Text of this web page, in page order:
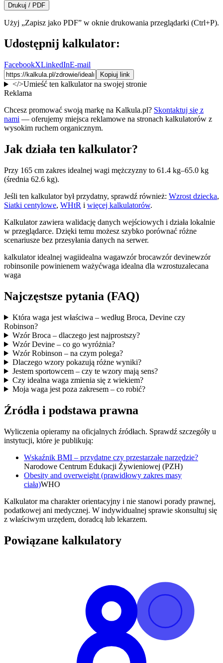
Drukuj / PDF
Użyj „Zapisz jako PDF” w oknie drukowania przeglądarki (Ctrl+P).
Udostępnij kalkulator:
FacebookXLinkedInE-mail
Kopiuj link
</>Umieść ten kalkulator na swojej stronie
Reklama
Chcesz promować swoją markę na Kalkula.pl? Skontaktuj się z
nami — oferujemy miejsca reklamowe na stronach kalkulatorów z
wysokim ruchem organicznym.
Jak działa ten kalkulator?
Przy 165 cm zakres idealnej wagi mężczyzny to 61.4 kg–65.0 kg
(średnia 62.6 kg).
Jeśli ten kalkulator był przydatny, sprawdź również: Wzrost dziecka,
Siatki centylowe, WHtR i więcej kalkulatorów.
Kalkulator zawiera walidację danych wejściowych i działa lokalnie
w przeglądarce. Dzięki temu możesz szybko porównać różne
scenariusze bez przesyłania danych na serwer.
kalkulator idealnej wagiidealna wagawzór brocawzór devinewzór
robinsonile powinienem ważyćwaga idealna dla wzrostuzalecana
waga
Najczęstsze pytania (FAQ)
Która waga jest właściwa – według Broca, Devine czy
Robinson?
Wzór Broca – dlaczego jest najprostszy?
Wzór Devine – co go wyróżnia?
Wzór Robinson – na czym polega?
Dlaczego wzory pokazują różne wyniki?
Jestem sportowcem – czy te wzory mają sens?
Czy idealna waga zmienia się z wiekiem?
Moja waga jest poza zakresem – co robić?
Źródła i podstawa prawna
Wyliczenia opieramy na oficjalnych źródłach. Sprawdź szczegóły u
instytucji, które je publikują:
Wskaźnik BMI – przydatne czy przestarzałe narzędzie?
Narodowe Centrum Edukacji Żywieniowej (PZH)
Obesity and overweight (prawidłowy zakres masy
ciała)WHO
Kalkulator ma charakter orientacyjny i nie stanowi porady prawnej,
podatkowej ani medycznej. W indywidualnej sprawie skonsultuj się
z właściwym urzędem, doradcą lub lekarzem.
Powiązane kalkulatory